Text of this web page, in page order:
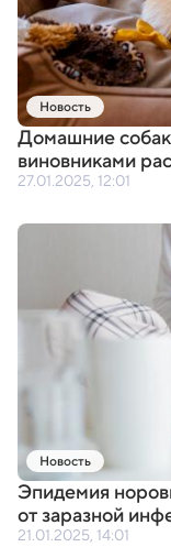
Новость
Домашние
виновниками
27.01.2025, 12:01
Новость
Эпидемия
от заразной
21.01.2025, 14:01